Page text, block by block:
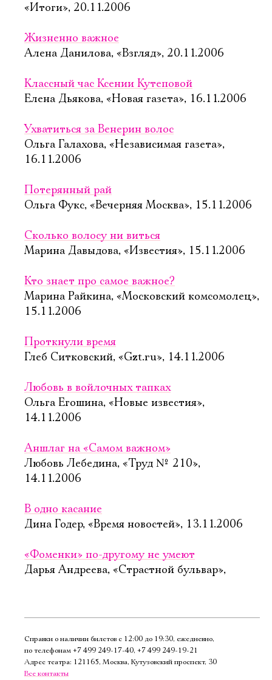
«Итоги», 20.11.2006
Жизненно важное
Алена Данилова, «Взгляд», 20.11.2006
Классный час Ксении Кутеповой
Елена Дьякова, «Новая газета», 16.11.2006
Ухватиться за Венерин волос
Ольга Галахова, «Независимая газета»,
16.11.2006
Потерянный рай
Ольга Фукс, «Вечерняя Москва», 15.11.2006
Сколько волосу ни виться
Марина Давыдова, «Известия», 15.11.2006
Кто знает про самое важное?
Марина Райкина, «Московский комсомолец»,
15.11.2006
Проткнули время
Глеб Ситковский, «Gzt.ru», 14.11.2006
Любовь в войлочных тапках
Ольга Егошина, «Новые известия»,
14.11.2006
Аншлаг на «Самом важном»
Любовь Лебедина, «Труд № 210»,
14.11.2006
В одно касание
Дина Годер, «Время новостей», 13.11.2006
«Фоменки» по-другому не умеют
Дарья Андреева, «Страстной бульвар»,
Справки о наличии билетов с 12:00 до 19:30, ежедневно,
по телефонам +7 499 249‑17‑40, +7 499 249‑19‑21
Адрес театра: 121165, Москва, Кутузовский проспект, 30
Все контакты